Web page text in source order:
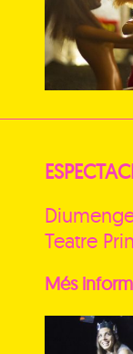
Teatre
Més